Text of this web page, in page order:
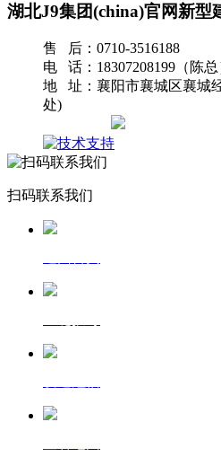
湖北J9集团(china)官网新型
售 后：0710-3516188
电 话：18307208199（陈总
地 址：襄阳市襄城区襄城
处)
扫码联系我们